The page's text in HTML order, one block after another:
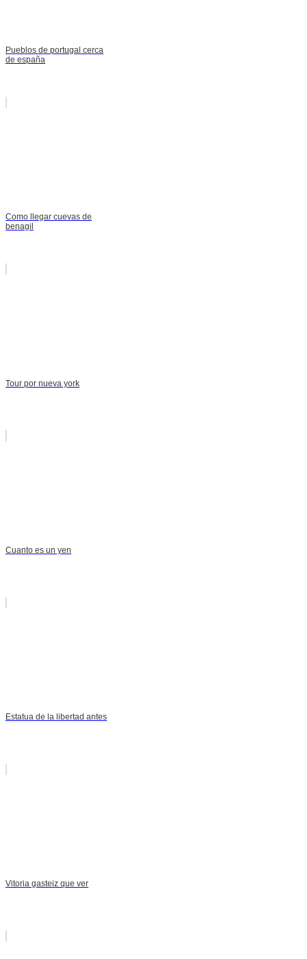
Pueblos de portugal cerca
de españa
Como llegar cuevas de
benagil
Tour por nueva york
Cuanto es un yen
Estatua de la libertad antes
Vitoria gasteiz que ver